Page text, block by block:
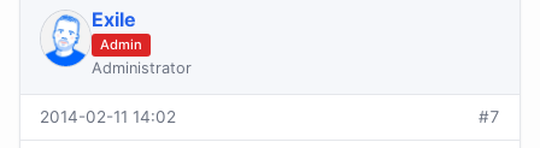
Exile
Admin
Administrator
2014-02-11 14:02 #7